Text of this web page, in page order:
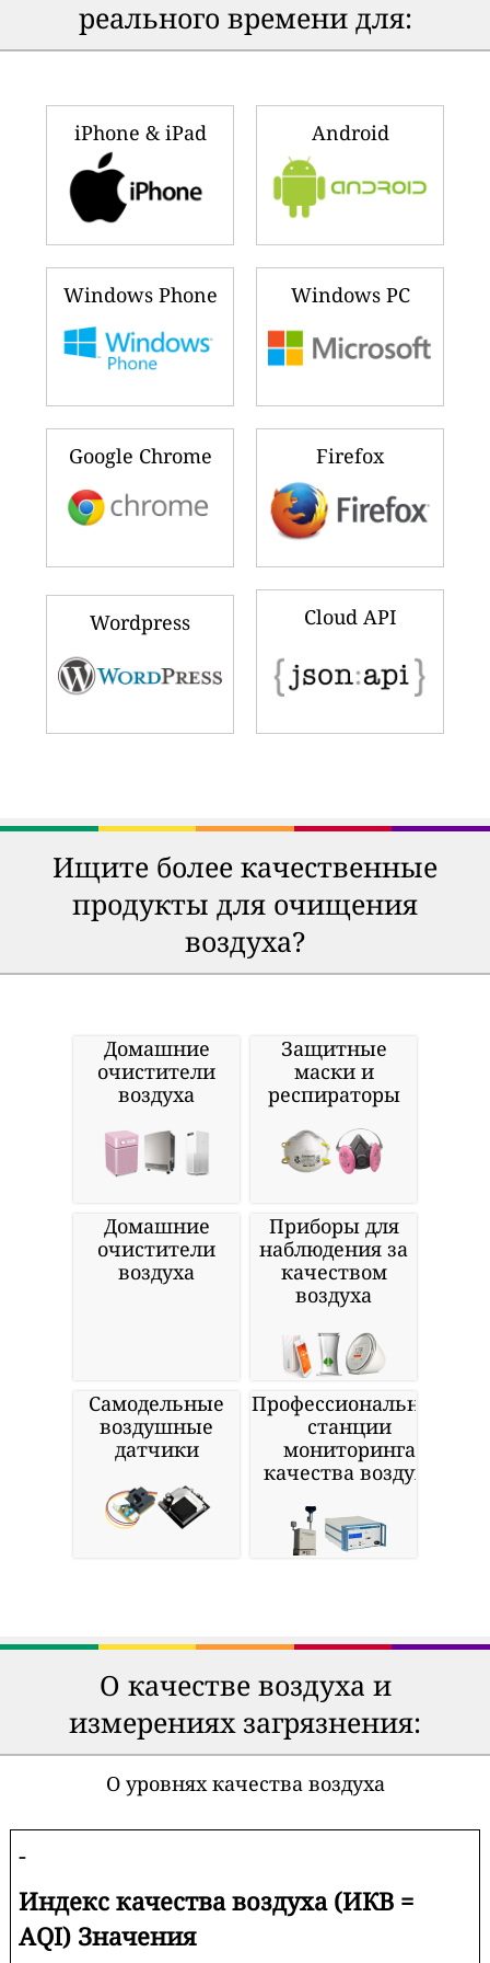
реального времени для:
iPhone & iPad Android
Windows Phone Windows PC
Google Chrome Firefox
Wordpress Cloud API
Ищите более качественные
продукты для очищения
воздуха?
Домашние
очистители
воздуха
Защитные
маски и
респираторы
Домашние
очистители
воздуха
Приборы для
наблюдения за
качеством
воздуха
Самодельные
воздушные
датчики
Профессиональные
станции
мониторинга
качества воздуха
О качестве воздуха и
измерениях загрязнения:
О уровнях качества воздуха
-
Индекс качества воздуха (ИКВ =
AQI) Значения